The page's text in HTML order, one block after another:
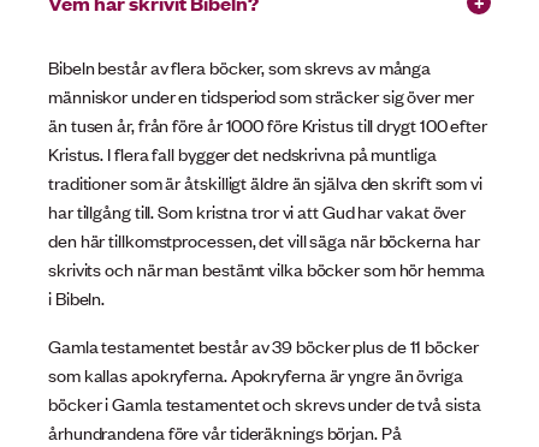
Bibeln består av flera böcker, som skrevs av många
människor under en tidsperiod som sträcker sig över mer
än tusen år, från före år 1000 före Kristus till drygt 100 efter
Kristus. I flera fall bygger det nedskrivna på muntliga
traditioner som är åtskilligt äldre än själva den skrift som vi
har tillgång till. Som kristna tror vi att Gud har vakat över
den här tillkomstprocessen, det vill säga när böckerna har
skrivits och när man bestämt vilka böcker som hör hemma
i Bibeln.
Gamla testamentet består av 39 böcker plus de 11 böcker
som kallas apokryferna. Apokryferna är yngre än övriga
böcker i Gamla testamentet och skrevs under de två sista
århundrandena före vår tideräknings början. På